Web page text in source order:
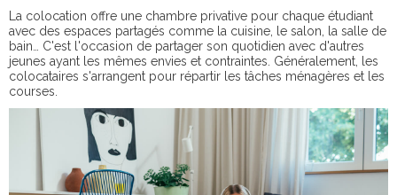
La colocation offre une chambre privative pour chaque étudiant
avec des espaces partagés comme la cuisine, le salon, la salle de
bain… C'est l'occasion de partager son quotidien avec d'autres
jeunes ayant les mêmes envies et contraintes. Généralement, les
colocataires s'arrangent pour répartir les tâches ménagères et les
courses.